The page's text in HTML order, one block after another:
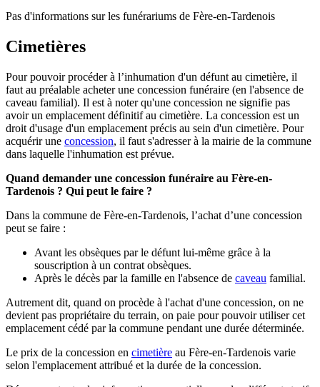
Pas d'informations sur les funérariums de Fère-en-Tardenois
Cimetières
Pour pouvoir procéder à l’inhumation d'un défunt au cimetière, il
faut au préalable acheter une concession funéraire (en l'absence de
caveau familial). Il est à noter qu'une concession ne signifie pas
avoir un emplacement définitif au cimetière. La concession est un
droit d'usage d'un emplacement précis au sein d'un cimetière. Pour
acquérir une concession, il faut s'adresser à la mairie de la commune
dans laquelle l'inhumation est prévue.
Quand demander une concession funéraire au Fère-en-
Tardenois ? Qui peut le faire ?
Dans la commune de Fère-en-Tardenois, l’achat d’une concession
peut se faire :
Avant les obsèques par le défunt lui-même grâce à la
souscription à un contrat obsèques.
Après le décès par la famille en l'absence de caveau familial.
Autrement dit, quand on procède à l'achat d'une concession, on ne
devient pas propriétaire du terrain, on paie pour pouvoir utiliser cet
emplacement cédé par la commune pendant une durée déterminée.
Le prix de la concession en cimetière au Fère-en-Tardenois varie
selon l'emplacement attribué et la durée de la concession.